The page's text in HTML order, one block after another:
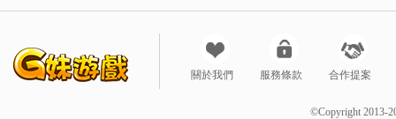
關於我們 服務條款 合作提案
©Copyright 2013-